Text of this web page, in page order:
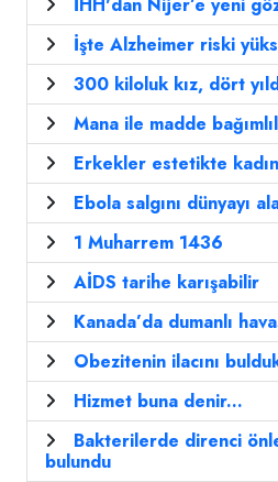
İHH'dan Nijer’e yeni
İşte Alzheimer riski
300 kiloluk kız, dört
Mana ile madde
Erkekler estetikte
Ebola salgını dünyayı
1 Muharrem 1436
AİDS tarihe karışabilir
Kanada’da dumanlı
Obezitenin ilacını
Hizmet buna denir...
Bakterilerde direnci
bulundu